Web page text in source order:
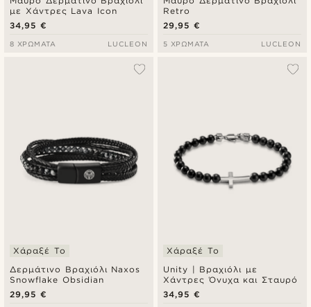
με Χάντρες Lava Icon
34,95 €
8 ΧΡΏΜΑΤΑ LUCLEON
Retro
29,95 €
5 ΧΡΏΜΑΤΑ LUCLEON
Δερμάτινο Βραχιόλι Naxos
Snowflake Obsidian
Χάραξέ Το
29,95 €
Unity | Βραχιόλι με
Χάντρες Όνυχα και Σταυρό
Χάραξέ Το
34,95 €